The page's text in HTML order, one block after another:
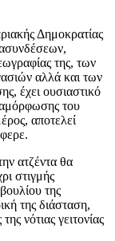
Δημοκρατίας
της, των
αλλά και των
έχει ουσιαστικό
του
αποτελεί
ατζέντα θα
στιγμής
της
της διάσταση,
νότιας γειτονίας